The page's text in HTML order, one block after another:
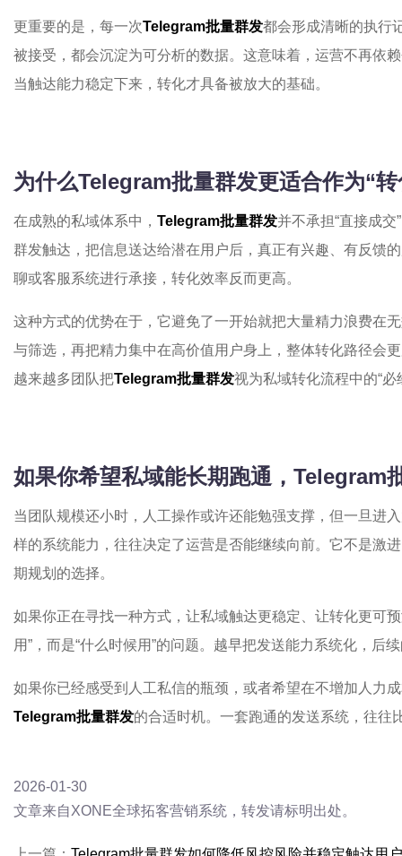
更重要的是，每一次Telegram批量群发都会形成清晰的执行
被接受，都会沉淀为可分析的数据。这意味着，运营不再依
当触达能力稳定下来，转化才具备被放大的基础。
为什么Telegram批量群发更适合作为“
在成熟的私域体系中， Telegram批量群发并不承担“直接成
群发触达，把信息送达给潜在用户后，真正有兴趣、有反馈
聊或客服系统进行承接，转化效率反而更高。
这种方式的优势在于，它避免了一开始就把大量精力浪费在
与筛选，再把精力集中在高价值用户身上，整体转化路径会
越来越多团队把Telegram批量群发视为私域转化流程中的“
如果你希望私域能长期跑通，Telegram
当团队规模还小时，人工操作或许还能勉强支撑，但一旦进
样的系统能力，往往决定了运营是否能继续向前。它不是激
期规划的选择。
如果你正在寻找一种方式，让私域触达更稳定、让转化更可
用”，而是“什么时候用”的问题。越早把发送能力系统化，后
如果你已经感受到人工私信的瓶颈，或者希望在不增加人力
Telegram批量群发的合适时机。一套跑通的发送系统，往往
2026-01-30
文章来自XONE全球拓客营销系统，转发请标明出处。